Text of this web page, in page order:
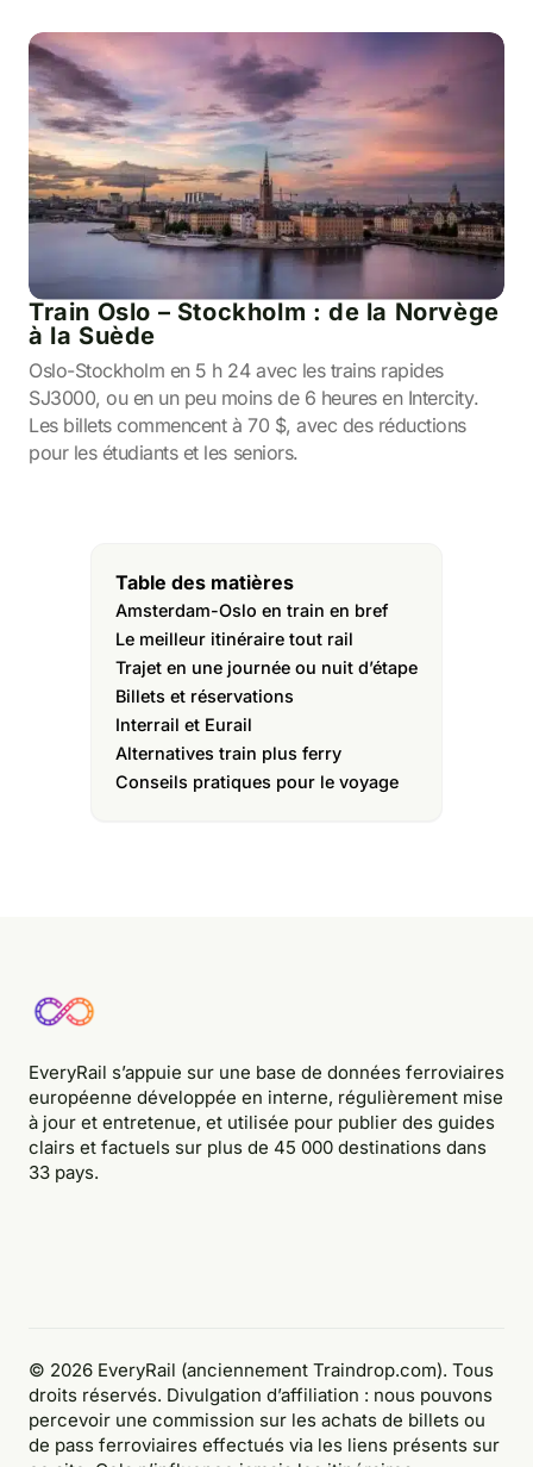
Train Oslo – Stockholm : de la Norvège
à la Suède
Oslo-Stockholm en 5 h 24 avec les trains rapides
SJ3000, ou en un peu moins de 6 heures en Intercity.
Les billets commencent à 70 $, avec des réductions
pour les étudiants et les seniors.
Table des matières
Amsterdam-Oslo en train en bref
Le meilleur itinéraire tout rail
Trajet en une journée ou nuit d’étape
Billets et réservations
Interrail et Eurail
Alternatives train plus ferry
Conseils pratiques pour le voyage
EveryRail s’appuie sur une base de données ferroviaires
européenne développée en interne, régulièrement mise
à jour et entretenue, et utilisée pour publier des guides
clairs et factuels sur plus de 45 000 destinations dans
33 pays.
© 2026 EveryRail (anciennement Traindrop.com). Tous
droits réservés. Divulgation d’affiliation : nous pouvons
percevoir une commission sur les achats de billets ou
de pass ferroviaires effectués via les liens présents sur